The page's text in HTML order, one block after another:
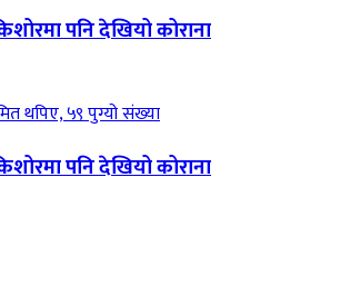
पनि देखियो कोराना
पनि देखियो कोराना